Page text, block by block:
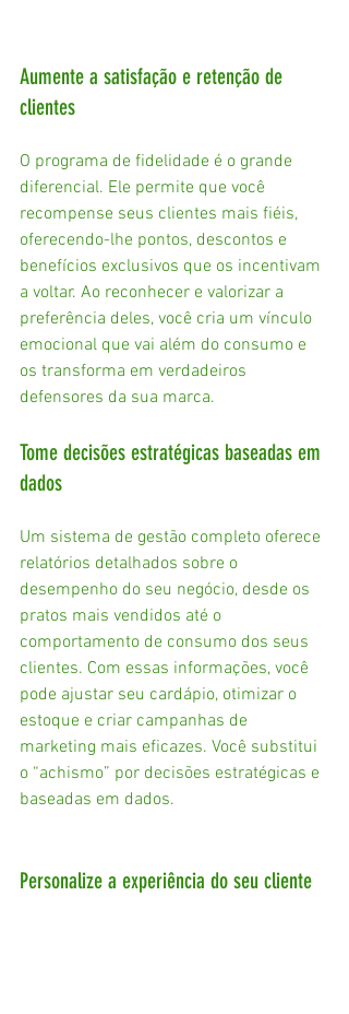
Aumente a satisfação e retenção de
clientes
O programa de fidelidade é o grande
diferencial. Ele permite que você
recompense seus clientes mais fiéis,
oferecendo-lhe pontos, descontos e
benefícios exclusivos que os incentivam
a voltar. Ao reconhecer e valorizar a
preferência deles, você cria um vínculo
emocional que vai além do consumo e
os transforma em verdadeiros
defensores da sua marca.
Tome decisões estratégicas baseadas em
dados
Um sistema de gestão completo oferece
relatórios detalhados sobre o
desempenho do seu negócio, desde os
pratos mais vendidos até o
comportamento de consumo dos seus
clientes. Com essas informações, você
pode ajustar seu cardápio, otimizar o
estoque e criar campanhas de
marketing mais eficazes. Você substitui
o “achismo” por decisões estratégicas e
baseadas em dados.
Personalize a experiência do seu cliente